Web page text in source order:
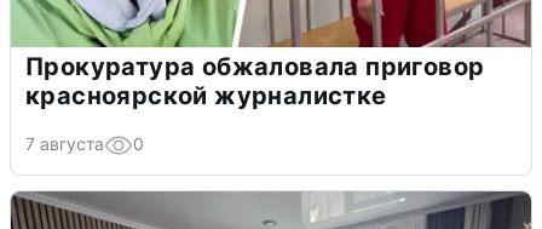
Прокуратура обжаловала приговор
красноярской журналистке
7 августа 0